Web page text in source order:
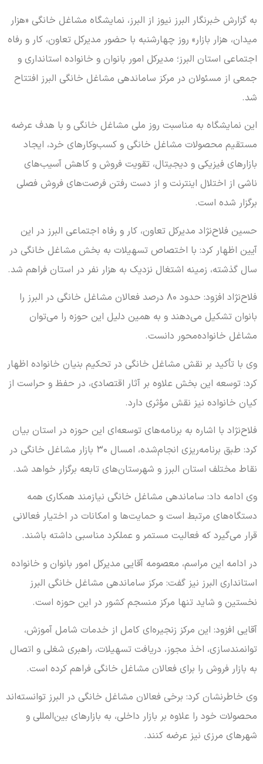
به گزارش خبرنگار البرز نیوز از البرز، نمایشگاه مشاغل خانگی «هزار
میدان، هزار بازار» روز چهارشنبه با حضور مدیرکل تعاون، کار و رفاه
اجتماعی استان البرز؛ مدیرکل امور بانوان و خانواده استانداری و
جمعی از مسئولان در مرکز ساماندهی مشاغل خانگی البرز افتتاح
شد.
این نمایشگاه به مناسبت روز ملی مشاغل خانگی و با هدف عرضه
مستقیم محصولات مشاغل خانگی و کسب‌وکارهای خرد، ایجاد
بازارهای فیزیکی و دیجیتال، تقویت فروش و کاهش آسیب‌های
ناشی از اختلال اینترنت و از دست رفتن فرصت‌های فروش فصلی
برگزار شده است.
حسین فلاح‌نژاد مدیرکل تعاون، کار و رفاه اجتماعی البرز در این
آیین اظهار کرد: با اختصاص تسهیلات به بخش مشاغل خانگی در
سال گذشته، زمینه اشتغال نزدیک به هزار نفر در استان فراهم شد.
فلاح‌نژاد افزود: حدود ۸۰ درصد فعالان مشاغل خانگی در البرز را
بانوان تشکیل می‌دهند و به همین دلیل این حوزه را می‌توان
مشاغل خانواده‌محور دانست.
وی با تأکید بر نقش مشاغل خانگی در تحکیم بنیان خانواده اظهار
کرد: توسعه این بخش علاوه بر آثار اقتصادی، در حفظ و حراست از
کیان خانواده نیز نقش مؤثری دارد.
فلاح‌نژاد با اشاره به برنامه‌های توسعه‌ای این حوزه در استان بیان
کرد: طبق برنامه‌ریزی انجام‌شده، امسال ۳۰ بازار مشاغل خانگی در
نقاط مختلف استان البرز و شهرستان‌های تابعه برگزار خواهد شد.
وی ادامه داد: ساماندهی مشاغل خانگی نیازمند همکاری همه
دستگاه‌های مرتبط است و حمایت‌ها و امکانات در اختیار فعالانی
قرار می‌گیرد که فعالیت مستمر و عملکرد مناسبی داشته باشند.
در ادامه این مراسم، معصومه آقایی مدیرکل امور بانوان و خانواده
استانداری البرز نیز گفت: مرکز ساماندهی مشاغل خانگی البرز
نخستین و شاید تنها مرکز منسجم کشور در این حوزه است.
آقایی افزود: این مرکز زنجیره‌ای کامل از خدمات شامل آموزش،
توانمندسازی، اخذ مجوز، دریافت تسهیلات، راهبری شغلی و اتصال
به بازار فروش را برای فعالان مشاغل خانگی فراهم کرده است.
وی خاطرنشان کرد: برخی فعالان مشاغل خانگی در البرز توانسته‌اند
محصولات خود را علاوه بر بازار داخلی، به بازارهای بین‌المللی و
شهرهای مرزی نیز عرضه کنند.